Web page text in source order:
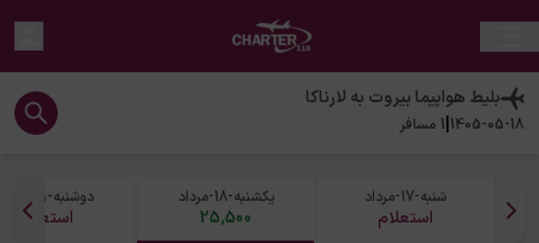
بلیط هواپیمابیروت به لارناکا
1405-05-18
|
1 مسافر
شنبه-17-مرداد
استعلام
یکشنبه-18-مرداد
25,500
دوشنبه-19-مرداد
استعلام